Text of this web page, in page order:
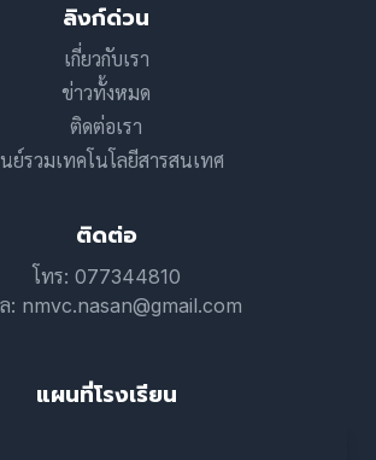
ลิงก์ด่วน
เกี่ยวกับเรา
ข่าวทั้งหมด
ติดต่อเรา
ย์รวมเทคโนโลยีสารสนเทศ
ติดต่อ
โทร: 077344810
: nmvc.nasan@gmail.com
แผนที่โรงเรียน